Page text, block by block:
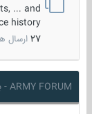
... and
history
27 ارسال ها
ARMY FORUM - بخش نیروی زمینی